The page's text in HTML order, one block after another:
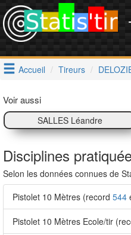
Accueil Tireurs
Voir aussi
SALLES Léandre
Disciplines
Selon les données connues de
Pistolet 10 Mètres (record 544
Pistolet 10 Mètres Ecole/tir